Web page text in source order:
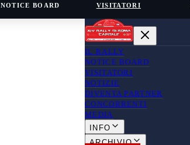
NOTICE BOARD VISITATORI
IL RALLY
NOTICE BOARD
VISITATORI
NOTIZIE
DIVENTA PARTNER
CONCORRENTI
MEDIA
INFO
ARCHIVIO